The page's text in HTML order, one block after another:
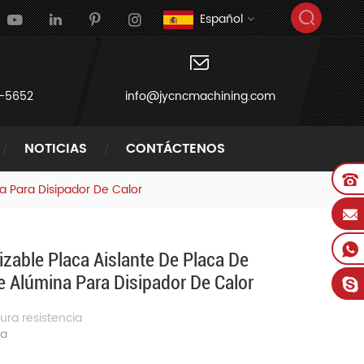
Español
5652 info@jycncmachining.com
NOTICIAS CONTÁCTENOS
Para Disipador De Calor
Placa Aislante De Placa De
Alúmina Para Disipador De Calor
resistencia